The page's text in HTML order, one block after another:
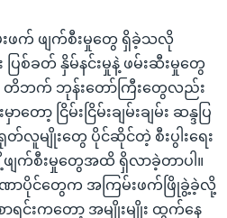
းဖက် ဖျက်စီးမှုတွေ ရှိခဲ့သလို
ခတ် နှိမ်နင်းမှုနဲ့ ဖမ်းဆီးမှုတွေ
ာ တိဘက် ဘုန်းတော်ကြီးတွေလည်း
တော့ ငြိမ်းငြိမ်းချမ်းချမ်း ဆန္ဒပြ
တ်လူမျိုးတွေ ပိုင်ဆိုင်တဲ့ စီးပွါးရေး
က်စီးမှုတွေအထိ ရှိလာခဲ့တာပါ။
ာပိုင်တွေက အကြမ်းဖက်ဖြိုခွဲ့ခဲ့လို့
င်းကတော့ အမျိုးမျိုး ထွက်နေ